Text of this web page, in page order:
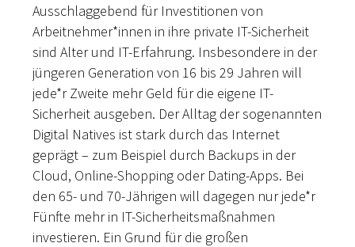
Ausschlaggebend für Investitionen von
Arbeitnehmer*innen in ihre private IT-Sicherheit
sind Alter und IT-Erfahrung. Insbesondere in der
jüngeren Generation von 16 bis 29 Jahren will
jede*r Zweite mehr Geld für die eigene IT-
Sicherheit ausgeben. Der Alltag der sogenannten
Digital Natives ist stark durch das Internet
geprägt – zum Beispiel durch Backups in der
Cloud, Online-Shopping oder Dating-Apps. Bei
den 65- und 70-Jährigen will dagegen nur jede*r
Fünfte mehr in IT-Sicherheitsmaßnahmen
investieren. Ein Grund für die großen